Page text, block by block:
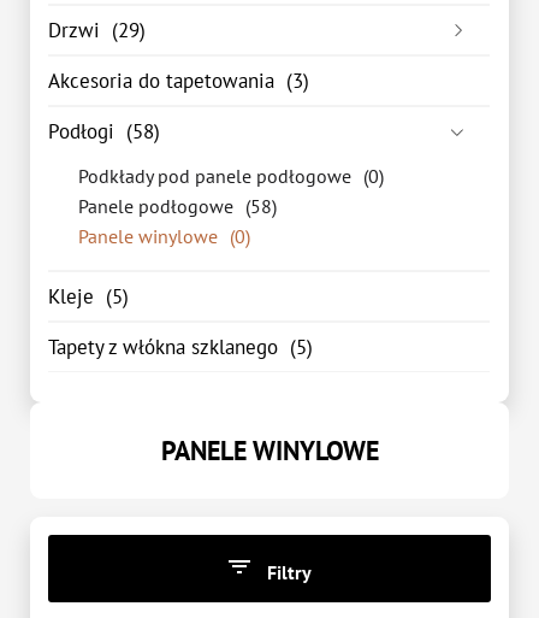
Listwa przypodłogowa
Listwa ścienna (44)
Drzwi (29)
Drzwi wewnętrzne (15)
Akcesoria do tapetowania (3)
Podłogi (58)
Podkłady pod panele podłogowe (0)
Panele podłogowe (58)
Panele winylowe (0)
Kleje (5)
Tapety z włókna szklanego (5)
PANELE WINYLOWE
Filtry